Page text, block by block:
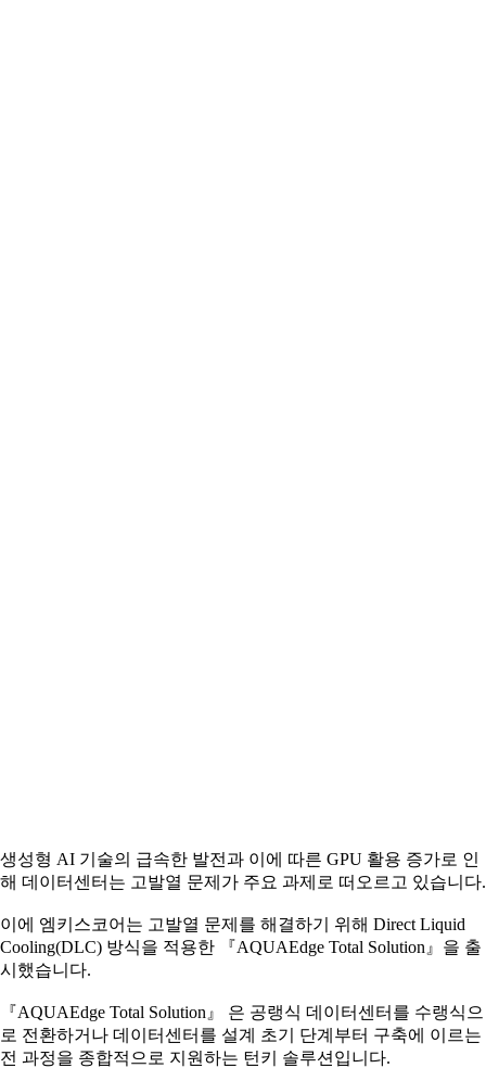
생성형 AI 기술의 급속한 발전과 이에 따른 GPU 활용 증가로 인
해 데이터센터는 고발열 문제가 주요 과제로 떠오르고 있습니다.
이에 엠키스코어는 고발열 문제를 해결하기 위해 Direct Liquid
Cooling(DLC) 방식을 적용한 『AQUAEdge Total Solution』을 출
시했습니다.
『AQUAEdge Total Solution』 은 공랭식 데이터센터를 수랭식으
로 전환하거나 데이터센터를 설계 초기 단계부터 구축에 이르는
전 과정을 종합적으로 지원하는 턴키 솔루션입니다.